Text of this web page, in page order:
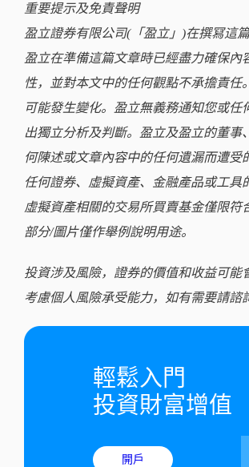
重要提示及免責聲明
盈立證券有限公司(「盈立」)在撰冩這
盈立在準備這篇文章時已經盡力確保
性，並對本文中的任何觀點不承擔責
可能發生變化。盈立無義務通知您或
出獨立分析及判斷。盈立及盈立的董
何陳述或文章內容中的任何遺漏而遭
任何證券、虛擬資產、金融產品或工
虛擬資產相關的交易所買賣基金僅限
部分/圖片僅作舉例說明用途。
投資涉及風險，證券的價值和收益可
考慮個人風險承受能力，如有需要請諮
輕鬆入門
投資財富增值
開戶